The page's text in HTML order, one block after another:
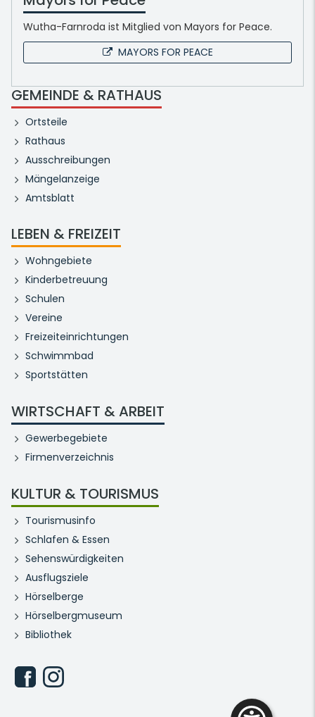
Wutha-Farnroda ist Mitglied von Mayors for Peace.
MAYORS FOR PEACE
GEMEINDE & RATHAUS
Ortsteile
Rathaus
Ausschreibungen
Mängelanzeige
Amtsblatt
LEBEN & FREIZEIT
Wohngebiete
Kinderbetreuung
Schulen
Vereine
Freizeiteinrichtungen
Schwimmbad
Sportstätten
WIRTSCHAFT & ARBEIT
Gewerbegebiete
Firmenverzeichnis
KULTUR & TOURISMUS
Tourismusinfo
Schlafen & Essen
Sehenswürdigkeiten
Ausflugsziele
Hörselberge
Hörselbergmuseum
Bibliothek